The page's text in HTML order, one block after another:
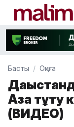
Басты Оқиға
Аза тұту
(ВИДЕО)